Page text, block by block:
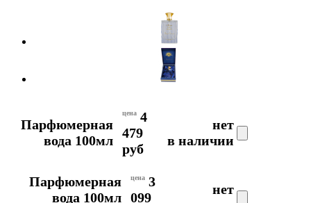
Парфюмерная
вода 100мл
цена 4
479
руб
нет
в наличии
Парфюмерная
вода 100мл
цена 3
099
нет